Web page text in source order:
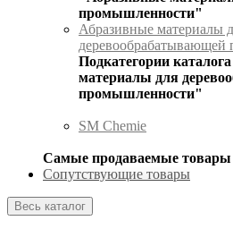
промышленности"
Абразивные материалы
Подкатегории
материалы для
промышленности"
SM Chemie
Самые продаваемые товары
Сопутствующие товары
Весь каталог